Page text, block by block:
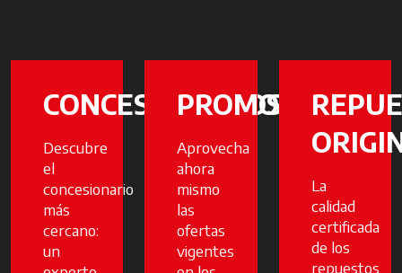
CONCESIONARIOS
Descubre
el
concesionario
más
cercano:
un
PROMOCIONES
Aprovecha
ahora
mismo
las
ofertas
vigentes
La
calidad
certificada
de los
repuestos